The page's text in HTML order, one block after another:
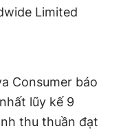
Limited
Consumer báo
lũy kế 9
thu thuần đạt